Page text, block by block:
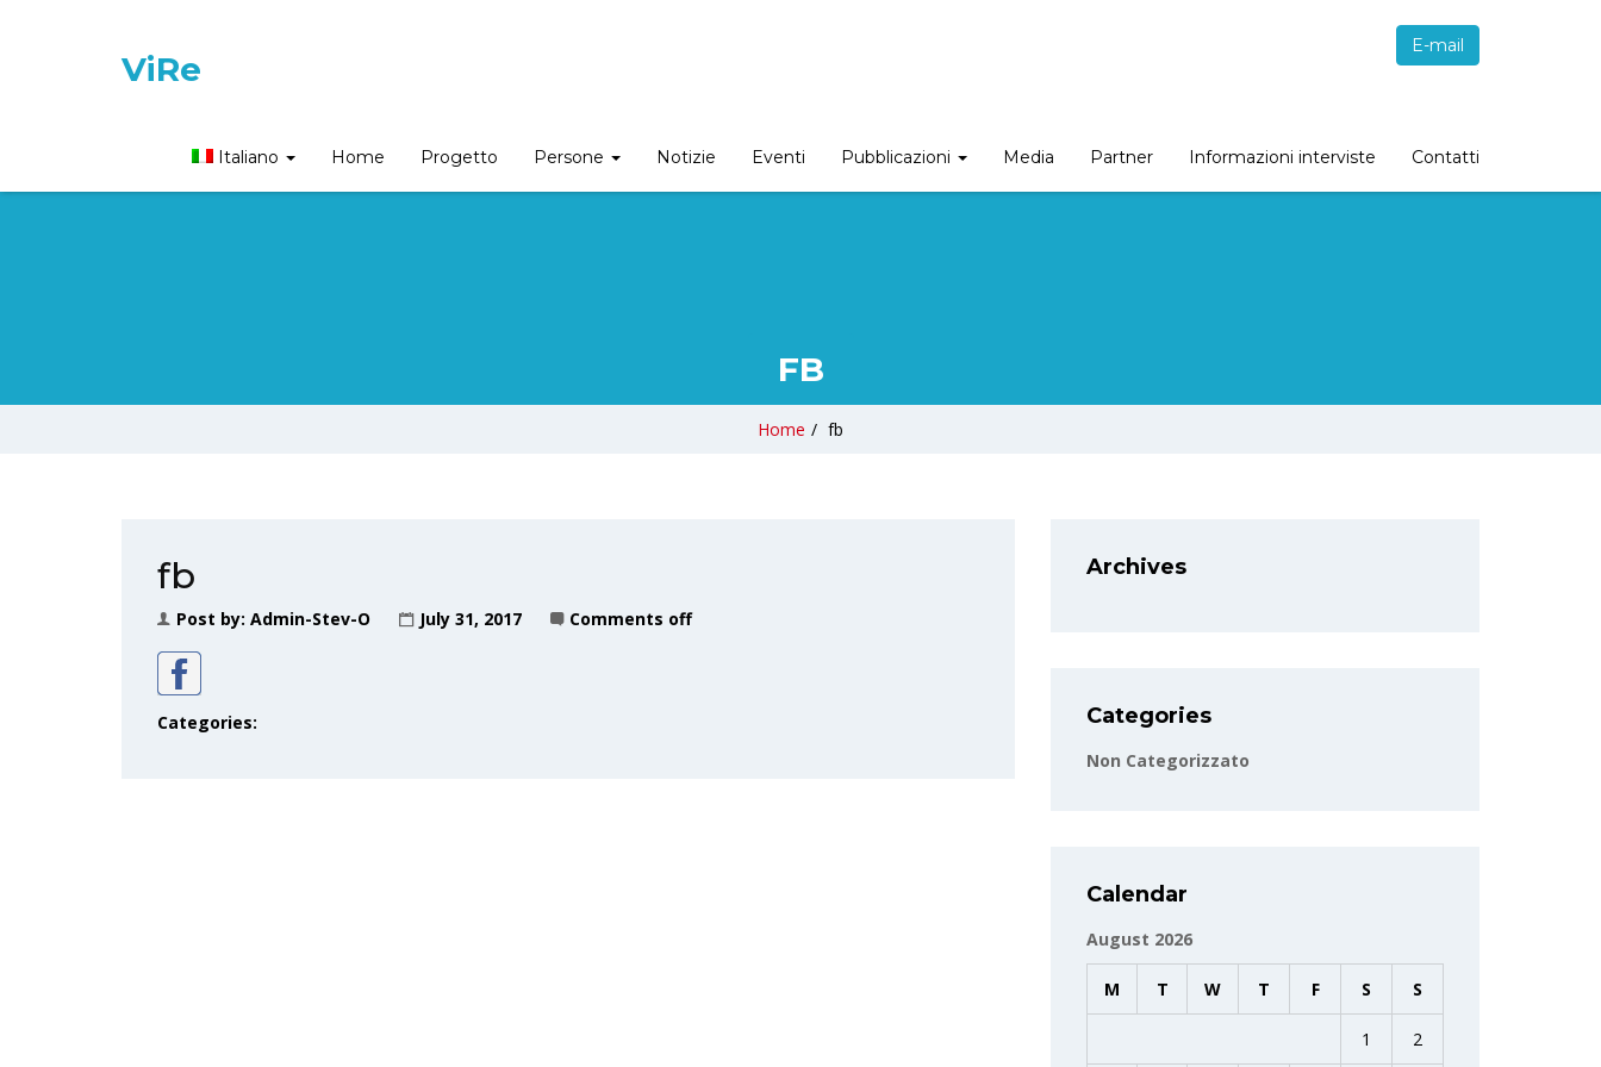
ViRe
E-mail
Italiano Home Progetto Persone Notizie Eventi Pubblicazioni Media Partner Informazioni interviste Contatti
FB
Home / fb
fb
Post by: Admin-Stev-O July 31, 2017 Comments off
Categories:
Archives
Categories
Non Categorizzato
Calendar
August 2026
M T W T F S S
1 2